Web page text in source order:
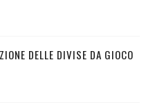
DELLE DIVISE DA GIOCO